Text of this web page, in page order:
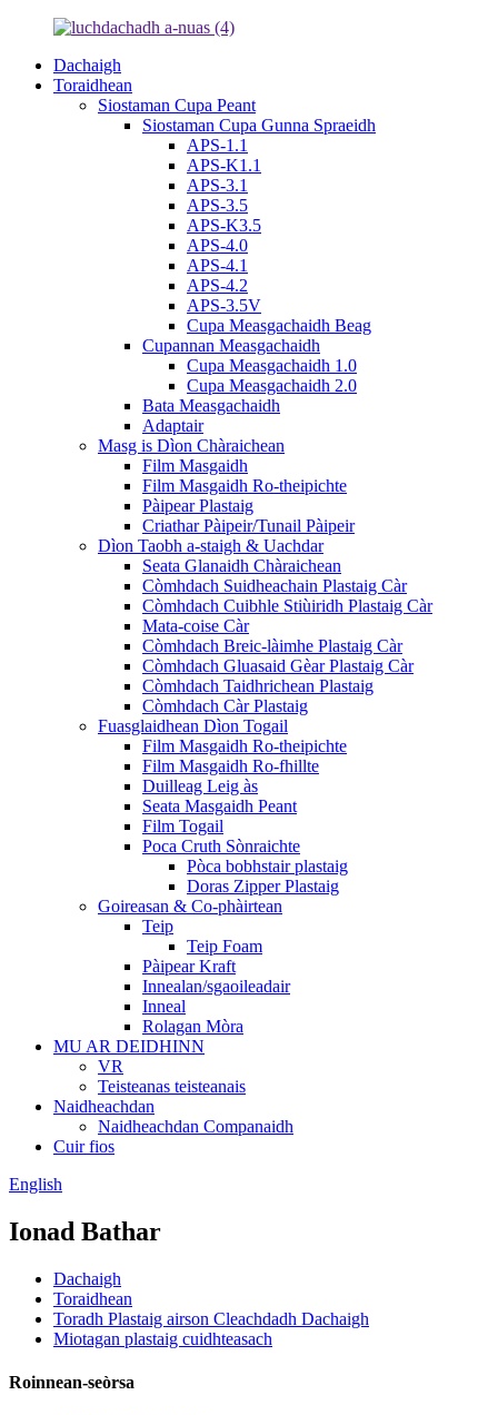
Dachaigh
Toraidhean
Siostaman Cupa Peant
Siostaman Cupa Gunna Spraeidh
APS-1.1
APS-K1.1
APS-3.1
APS-3.5
APS-K3.5
APS-4.0
APS-4.1
APS-4.2
APS-3.5V
Cupa Measgachaidh Beag
Cupannan Measgachaidh
Cupa Measgachaidh 1.0
Cupa Measgachaidh 2.0
Bata Measgachaidh
Adaptair
Masg is Dìon Chàraichean
Film Masgaidh
Film Masgaidh Ro-theipichte
Pàipear Plastaig
Criathar Pàipeir/Tunail Pàipeir
Dìon Taobh a-staigh & Uachdar
Seata Glanaidh Chàraichean
Còmhdach Suidheachain Plastaig Càr
Còmhdach Cuibhle Stiùiridh Plastaig Càr
Mata-coise Càr
Còmhdach Breic-làimhe Plastaig Càr
Còmhdach Gluasaid Gèar Plastaig Càr
Còmhdach Taidhrichean Plastaig
Còmhdach Càr Plastaig
Fuasglaidhean Dìon Togail
Film Masgaidh Ro-theipichte
Film Masgaidh Ro-fhillte
Duilleag Leig às
Seata Masgaidh Peant
Film Togail
Poca Cruth Sònraichte
Pòca bobhstair plastaig
Doras Zipper Plastaig
Goireasan & Co-phàirtean
Teip
Teip Foam
Pàipear Kraft
Innealan/sgaoileadair
Inneal
Rolagan Mòra
MU AR DEIDHINN
VR
Teisteanas teisteanais
Naidheachdan
Naidheachdan Companaidh
Cuir fios
English
Ionad Bathar
Dachaigh
Toraidhean
Toradh Plastaig airson Cleachdadh Dachaigh
Miotagan plastaig cuidhteasach
Roinnean-seòrsa